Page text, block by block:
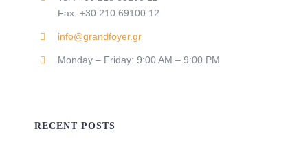
Fax: +30 210 69100 12
info@grandfoyer.gr
Monday – Friday: 9:00 AM – 9:00 PM
RECENT POSTS